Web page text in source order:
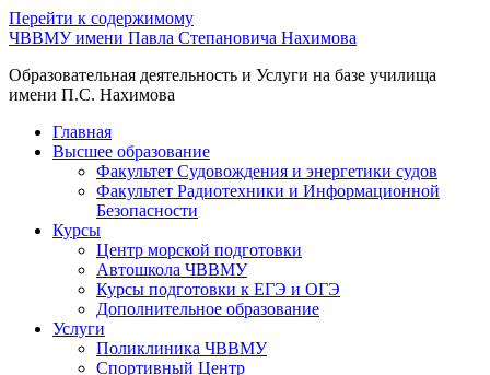
Перейти к содержимому
ЧВВМУ имени Павла Степановича Нахимова
Образовательная деятельность и Услуги на базе училища
имени П.С. Нахимова
Главная
Высшее образование
Факультет Судовождения и энергетики судов
Факультет Радиотехники и Информационной
Безопасности
Курсы
Центр морской подготовки
Автошкола ЧВВМУ
Курсы подготовки к ЕГЭ и ОГЭ
Дополнительное образование
Услуги
Поликлиника ЧВВМУ
Спортивный Центр